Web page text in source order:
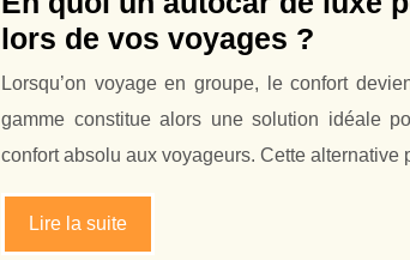
lors de vos voyages ?
Lorsqu’on voyage en groupe, le confort
gamme constitue alors une solution idéale
confort absolu aux voyageurs. Cette alternative
Lire la suite